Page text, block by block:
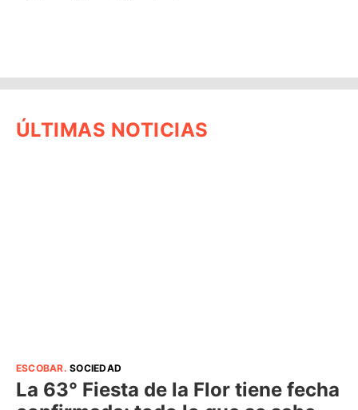
ÚLTIMAS NOTICIAS
ESCOBAR.SOCIEDAD
La 63° Fiesta de la Flor tiene fecha